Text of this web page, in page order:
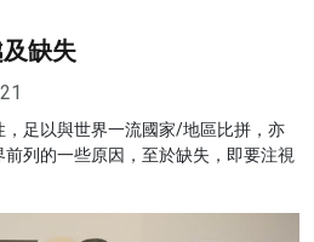
缺失
足以與世界一流國家/地區比拼，亦
列的一些原因，至於缺失，即要注視